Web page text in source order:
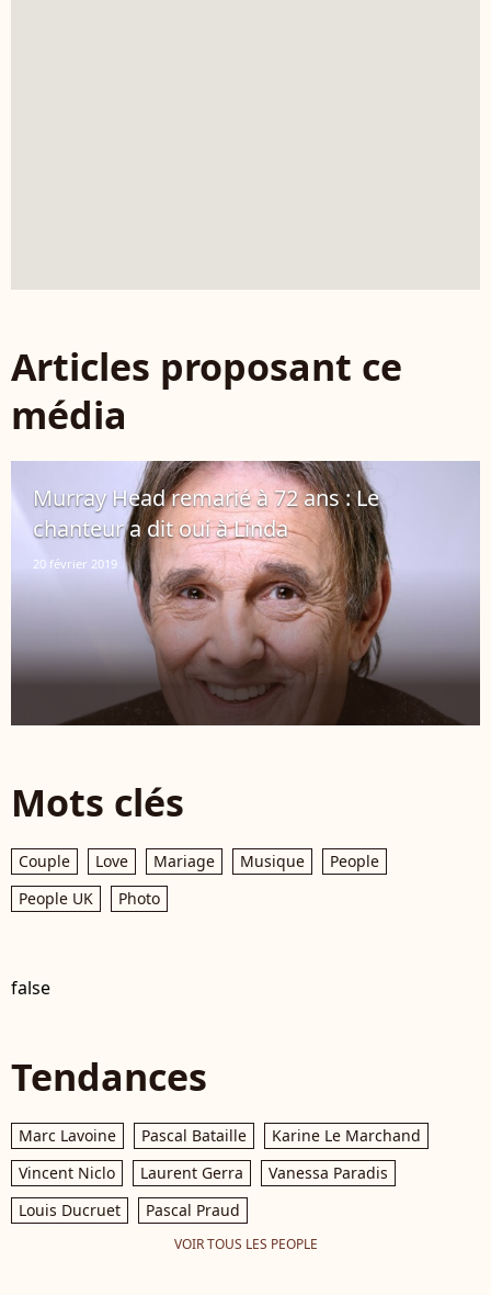
Articles proposant ce
média
Murray Head remarié à 72 ans : Le
chanteur a dit oui à Linda
20 février 2019
Mots clés
Couple Love Mariage Musique
People
People UK
Photo
false
Tendances
Marc Lavoine Pascal Bataille
Karine Le Marchand
Vincent Niclo
Laurent Gerra
Vanessa Paradis
Louis Ducruet
Pascal Praud
VOIR TOUS LES PEOPLE